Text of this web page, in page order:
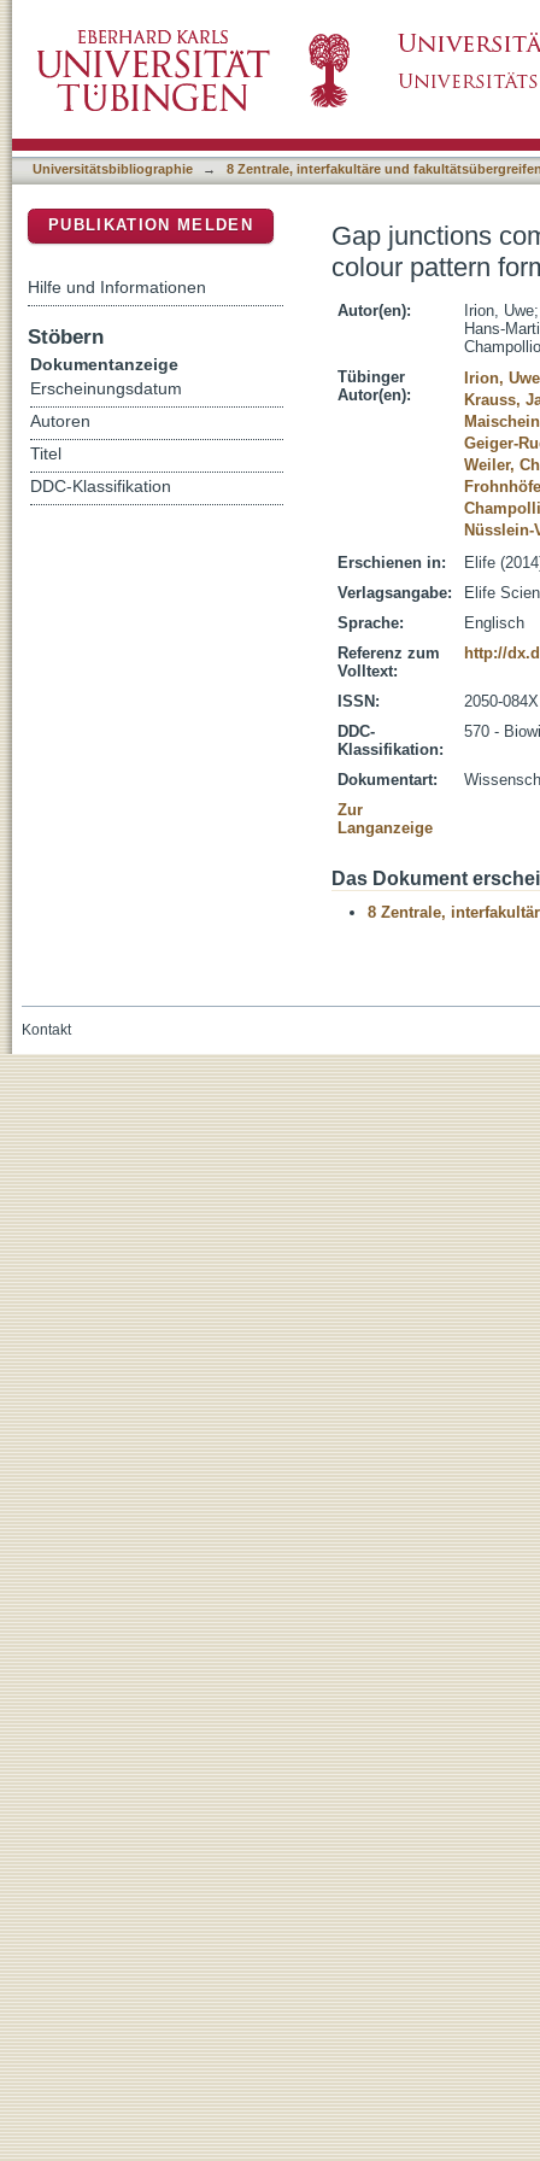
zebrafish
Universitätsbibliographie → 8 Zentrale, interfakultäre und
Gap junctions
colour pattern
Autor(en): Irion, Uwe
Hans-
Tübinger
Autor(en):
Irion, Uwe
Krauss,
Geiger-
Weiler,
Nüsslein-
Erschienen in:
Elife
Verlagsangabe:
Elife
Sprache:
Englisch
Referenz zum
Volltext:
http://
ISSN:
2050-084X
DDC-
Klassifikation:
570 -
Dokumentart:
Zur
Langanzeige
Das Dokument
8 Zentrale,
PUBLIKATION MELDEN
Hilfe und Informationen
Stöbern
Dokumentanzeige
Erscheinungsdatum
Autoren
Titel
DDC-Klassifikation
Kontakt